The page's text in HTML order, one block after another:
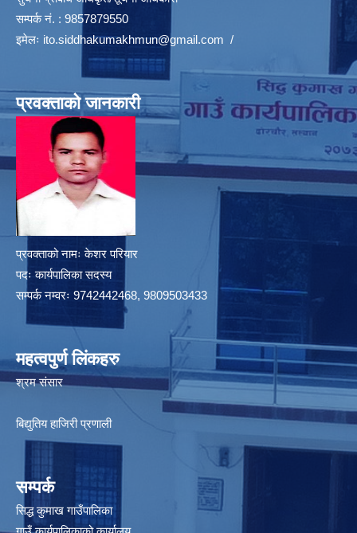
सम्पर्क नं. : 9857879550
इमेलः ito.siddhakumakhmun@gmail.com /
प्रवक्ताको जानकारी
प्रवक्ताको नामः केशर परियार
पदः कार्यपालिका सदस्य
सम्पर्क नम्वरः 9742442468, 9809503433
महत्वपुर्ण लिंकहरु
श्रम संसार
बिद्युतिय हाजिरी प्रणाली
सम्पर्क
सिद्ध कुमाख गाउँपालिका